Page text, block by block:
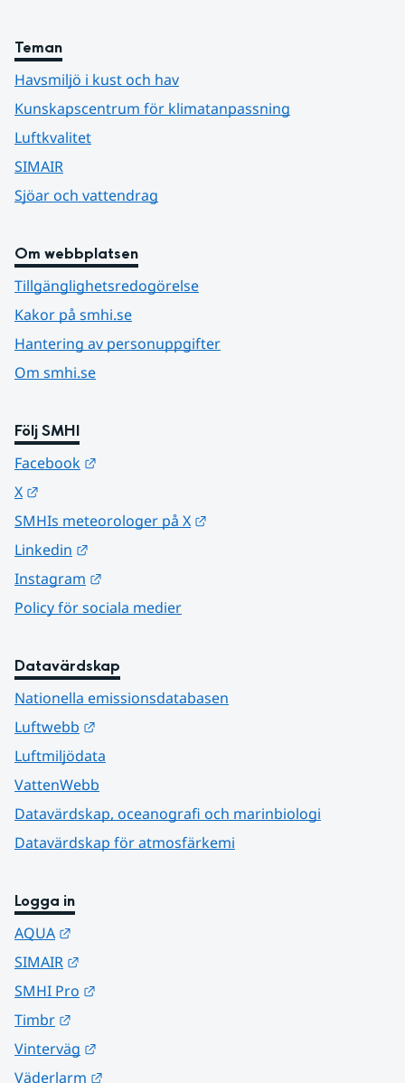
Teman
Havsmiljö i kust och hav
Kunskapscentrum för klimatanpassning
Luftkvalitet
SIMAIR
Sjöar och vattendrag
Om webbplatsen
Tillgänglighetsredogörelse
Kakor på smhi.se
Hantering av personuppgifter
Om smhi.se
Följ SMHI
Facebook
X
SMHIs meteorologer på X
Linkedin
Instagram
Policy för sociala medier
Datavärdskap
Nationella emissionsdatabasen
Luftwebb
Luftmiljödata
VattenWebb
Datavärdskap, oceanografi och marinbiologi
Datavärdskap för atmosfärkemi
Logga in
AQUA
SIMAIR
SMHI Pro
Timbr
Vinterväg
Väderlarm